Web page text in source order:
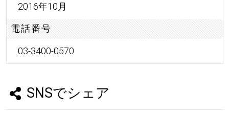
2016年10月
電話番号
03-3400-0570
SNSでシェア